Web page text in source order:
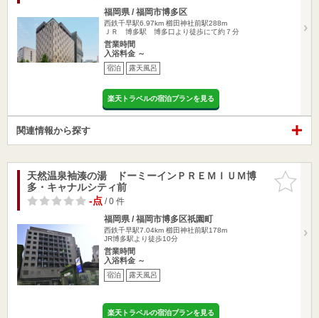
福岡県 / 福岡市博多区
西鉄千早駅6.97km 櫛田神社前駅288m
ＪＲ 博多駅 博多口より徒歩にて約７分
営業時間
入浴料金 ～
宿泊 露天風呂
楽天トラベルの宿泊プランを見る
関連情報から探す
お気に入
りに追加
天然温泉袖湊の湯 ドーミーインＰＲＥＭＩＵＭ博
多・キャナルシティ前
-点/ 0 件
福岡県 / 福岡市博多区祇園町
西鉄千早駅7.04km 櫛田神社前駅178m
JR博多駅より徒歩10分
営業時間
入浴料金 ～
宿泊 露天風呂
楽天トラベルの宿泊プランを見る